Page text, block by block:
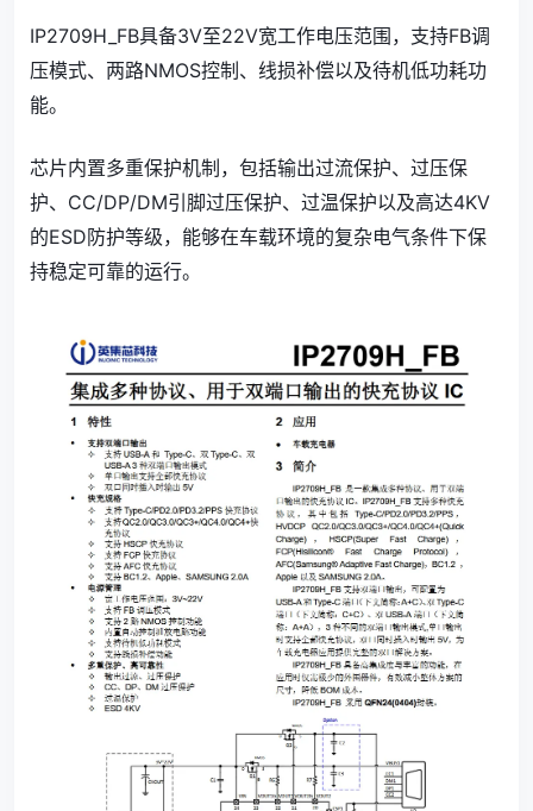
IP2709H_FB具备3V至22V宽工作电压范围，支持FB调
压模式、两路NMOS控制、线损补偿以及待机低功耗功
能。
芯片内置多重保护机制，包括输出过流保护、过压保
护、CC/DP/DM引脚过压保护、过温保护以及高达4KV
的ESD防护等级，能够在车载环境的复杂电气条件下保
持稳定可靠的运行。